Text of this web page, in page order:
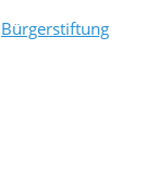
Bürgerstiftung